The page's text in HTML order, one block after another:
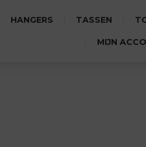
HANGERS TASSEN
MIJN